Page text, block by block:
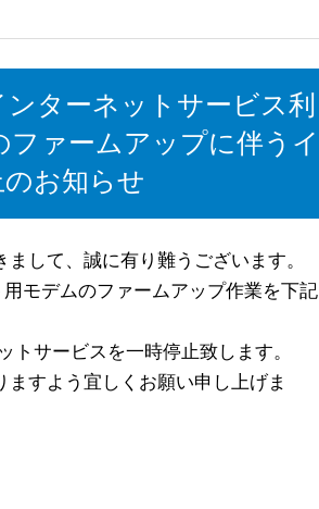
ターネットサービス利
ァームアップに伴うイ
お知らせ
して、誠に有り難うございます。
モデムのファームアップ作業を下記
サービスを一時停止致します。
すよう宜しくお願い申し上げま